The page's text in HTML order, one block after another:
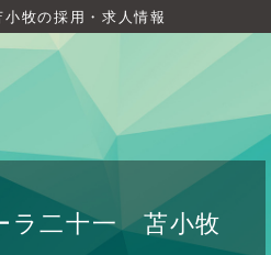
牧の採用・求人情報
ラ二十一 苫小牧